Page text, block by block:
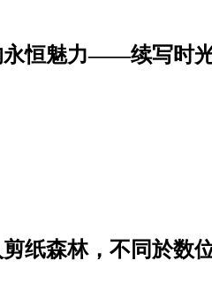
永恒魅力——续写时
纸森林，不同於数